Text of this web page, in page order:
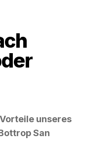
unseres
San